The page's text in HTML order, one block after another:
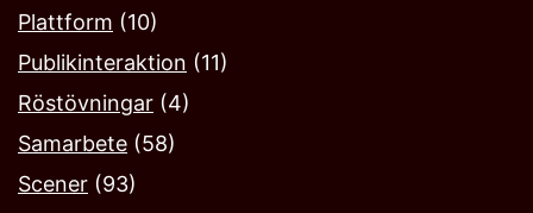
Plattform (10)
Publikinteraktion (11)
Röstövningar (4)
Samarbete (58)
Scener (93)